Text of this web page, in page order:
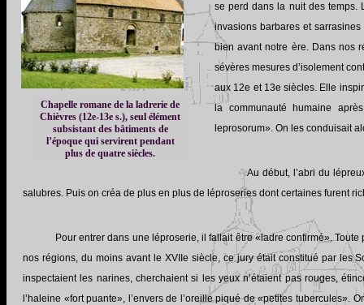
Chapelle romane de la ladrerie de
Chièvres (12e-13e s.), seul élément
subsistant des bâtiments de
l’époque qui servirent pendant
plus de quatre siècles.
se perd dans la nuit des temps.
invasions barbares et
bien avant notre ère. Dans nos
sévères mesures d’isolement
aux 12e et 13e siècles. Elle
la communauté humaine
leprosorum». On les conduisait
Au début, l’abri du
salubres. Puis on créa de plus en plus de léproseries dont certaines furent
Pour entrer dans une léproserie, il fallait être «ladre confirmé».
nos régions, du moins avant le XVIIe siècle, ce jury était constitué par
inspectaient les narines, cherchaient si les yeux n’étaient pas rouges,
l’haleine «fort puante», l’envers de l’oreille piqué de «petites